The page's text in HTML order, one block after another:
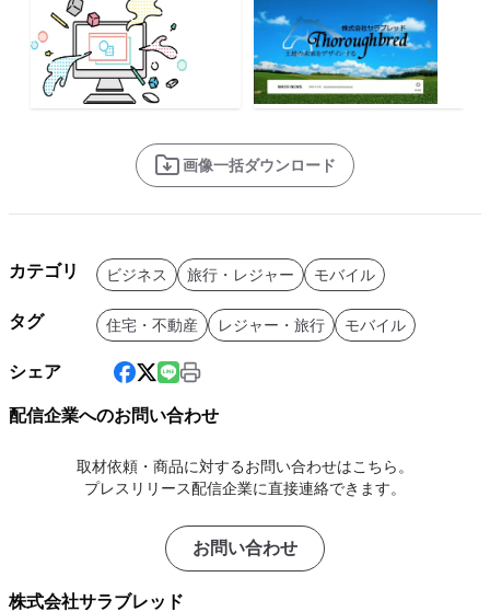
画像一括ダウンロード
カテゴリ ビジネス 旅行・レジャー モバイル
タグ 住宅・不動産 レジャー・旅行 モバイル
シェア
配信企業へのお問い合わせ
取材依頼・商品に対するお問い合わせはこちら。
プレスリリース配信企業に直接連絡できます。
お問い合わせ
株式会社サラブレッド